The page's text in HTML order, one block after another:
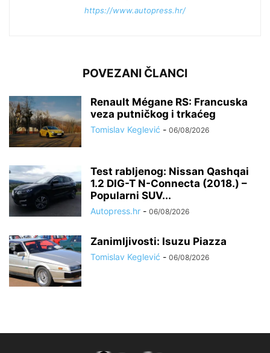
https://www.autopress.hr/
POVEZANI ČLANCI
Renault Mégane RS: Francuska
veza putničkog i trkaćeg
Tomislav Keglević - 06/08/2026
Test rabljenog: Nissan Qashqai
1.2 DIG-T N-Connecta (2018.) –
Popularni SUV...
Autopress.hr - 06/08/2026
Zanimljivosti: Isuzu Piazza
Tomislav Keglević - 06/08/2026